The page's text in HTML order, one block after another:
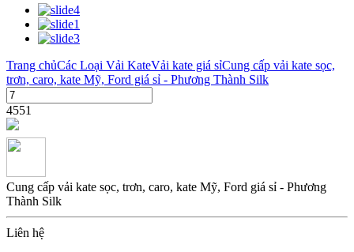
Trang chủCác Loại Vải KateVải kate giá sỉCung cấp vải kate sọc,
trơn, caro, kate Mỹ, Ford giá sỉ - Phương Thành Silk
4551
Cung cấp vải kate sọc, trơn, caro, kate Mỹ, Ford giá sỉ - Phương
Thành Silk
Liên hệ